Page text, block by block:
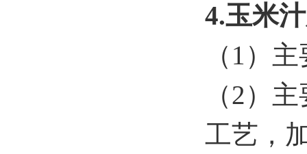
4.玉米
（1）
（2）
工艺，